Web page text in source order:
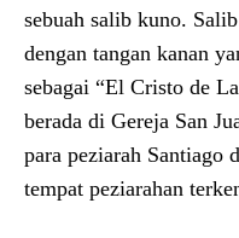
sebuah salib kuno.
dengan tangan kanan
sebagai “El Cristo de
berada di Gereja San
para peziarah Santiago
tempat peziarahan